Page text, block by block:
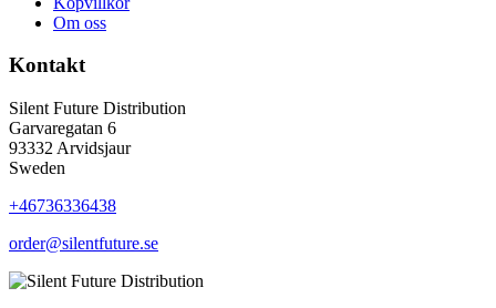
Om oss
Kontakt
Silent Future Distribution
Garvaregatan 6
93332 Arvidsjaur
Sweden
+46736336438
order@silentfuture.se